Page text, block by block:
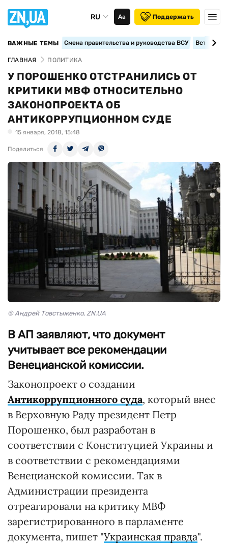
RU Аа Поддержать
ВАЖНЫЕ ТЕМЫ Смена правительства и руководства ВСУ
ГЛАВНАЯ ПОЛИТИКА
У ПОРОШЕНКО ОТСТРАНИЛИСЬ ОТ
КРИТИКИ МВФ ОТНОСИТЕЛЬНО
ЗАКОНОПРОЕКТА ОБ
АНТИКОРРУПЦИОННОМ СУДЕ
15 января, 2018, 15:48
Поделиться
© Андрей Товстыженко, ZN.UA
В АП заявляют, что документ
учитывает все рекомендации
Венецианской комиссии.
Законопроект о создании
Антикоррупционного суда, который внес
в Верховную Раду президент Петр
Порошенко, был разработан в
соответствии с Конституцией Украины и
в соответствии с рекомендациями
Венецианской комиссии. Так в
Администрации президента
отреагировали на критику МВФ
зарегистрированного в парламенте
документа, пишет "Украинская правда".